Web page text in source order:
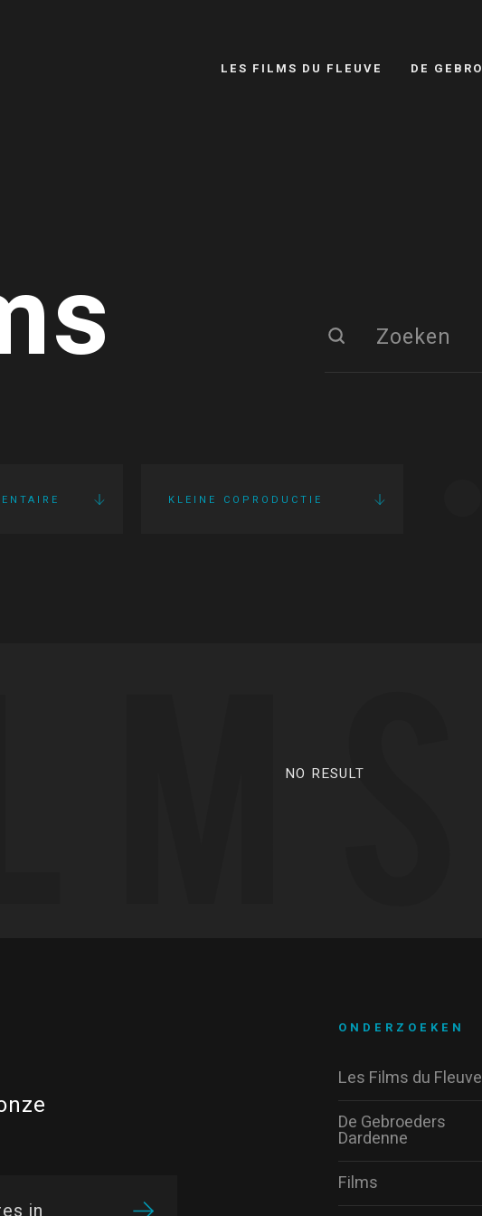
LES FILMS DU FLEUVE DE
KLEINE COPRODUCTIE
NO RESULT
ONDERZOEKEN
Les Films du Fleuve
De Gebroeders
Dardenne
Films